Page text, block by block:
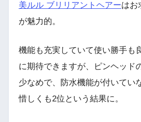
美ルル ブリリアントヘアーはお
が魅力的。
機能も充実していて使い勝手も
に期待できますが、ピンヘッド
少なめで、防水機能が付いてい
惜しくも2位という結果に。